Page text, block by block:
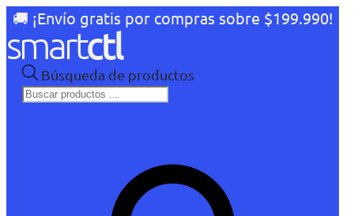
🚚 ¡Envío gratis por compras sobre $199.990!
Búsqueda de productos